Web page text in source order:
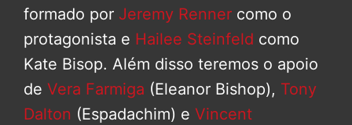
formado por Jeremy Renner como o
protagonista e Hailee Steinfeld como
Kate Bisop. Além disso teremos o apoio
de Vera Farmiga (Eleanor Bishop), Tony
Dalton (Espadachim) e Vincent